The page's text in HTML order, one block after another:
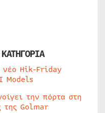
νέο Hik-Friday
Models
την πόρτα στη
της Golmar